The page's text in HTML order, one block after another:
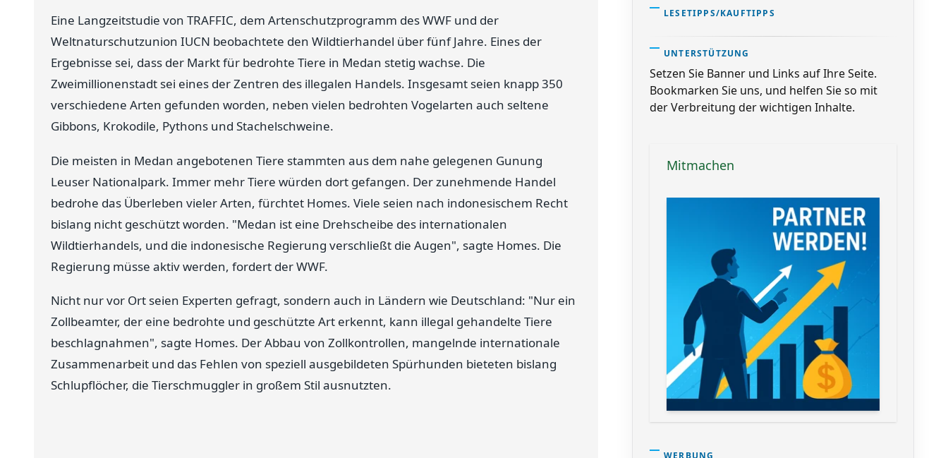
Eine Langzeitstudie von TRAFFIC, dem Artenschutzprogramm des WWF und der
Weltnaturschutzunion IUCN beobachtete den Wildtierhandel über fünf Jahre. Eines der
Ergebnisse sei, dass der Markt für bedrohte Tiere in Medan stetig wachse. Die
Zweimillionenstadt sei eines der Zentren des illegalen Handels. Insgesamt seien knapp 350
verschiedene Arten gefunden worden, neben vielen bedrohten Vogelarten auch seltene
Gibbons, Krokodile, Pythons und Stachelschweine.
Die meisten in Medan angebotenen Tiere stammten aus dem nahe gelegenen Gunung
Leuser Nationalpark. Immer mehr Tiere würden dort gefangen. Der zunehmende Handel
bedrohe das Überleben vieler Arten, fürchtet Homes. Viele seien nach indonesischem Recht
bislang nicht geschützt worden. "Medan ist eine Drehscheibe des internationalen
Wildtierhandels, und die indonesische Regierung verschließt die Augen", sagte Homes. Die
Regierung müsse aktiv werden, fordert der WWF.
Nicht nur vor Ort seien Experten gefragt, sondern auch in Ländern wie Deutschland: "Nur ein
Zollbeamter, der eine bedrohte und geschützte Art erkennt, kann illegal gehandelte Tiere
beschlagnahmen", sagte Homes. Der Abbau von Zollkontrollen, mangelnde internationale
Zusammenarbeit und das Fehlen von speziell ausgebildeten Spürhunden bieteten bislang
Schlupflöcher, die Tierschmuggler in großem Stil ausnutzten.
LESETIPPS/KAUFTIPPS
UNTERSTÜTZUNG
Setzen Sie Banner und Links auf Ihre Seite.
Bookmarken Sie uns, und helfen Sie so mit
der Verbreitung der wichtigen Inhalte.
Mitmachen